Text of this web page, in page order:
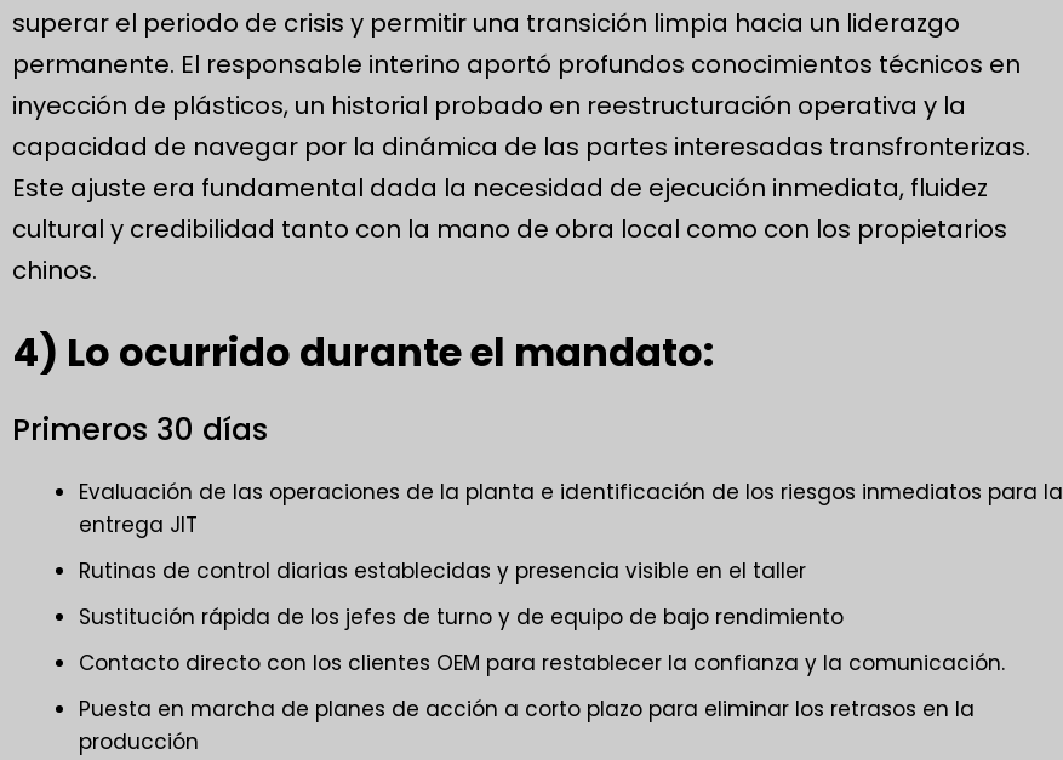
superar el periodo de crisis y permitir una transición limpia hacia un liderazgo
permanente. El responsable interino aportó profundos conocimientos técnicos en
inyección de plásticos, un historial probado en reestructuración operativa y la
capacidad de navegar por la dinámica de las partes interesadas transfronterizas.
Este ajuste era fundamental dada la necesidad de ejecución inmediata, fluidez
cultural y credibilidad tanto con la mano de obra local como con los propietarios
chinos.
4) Lo ocurrido durante el mandato:
Primeros 30 días
Evaluación de las operaciones de la planta e identificación de los riesgos inmediatos para la
entrega JIT
Rutinas de control diarias establecidas y presencia visible en el taller
Sustitución rápida de los jefes de turno y de equipo de bajo rendimiento
Contacto directo con los clientes OEM para restablecer la confianza y la comunicación.
Puesta en marcha de planes de acción a corto plazo para eliminar los retrasos en la
producción